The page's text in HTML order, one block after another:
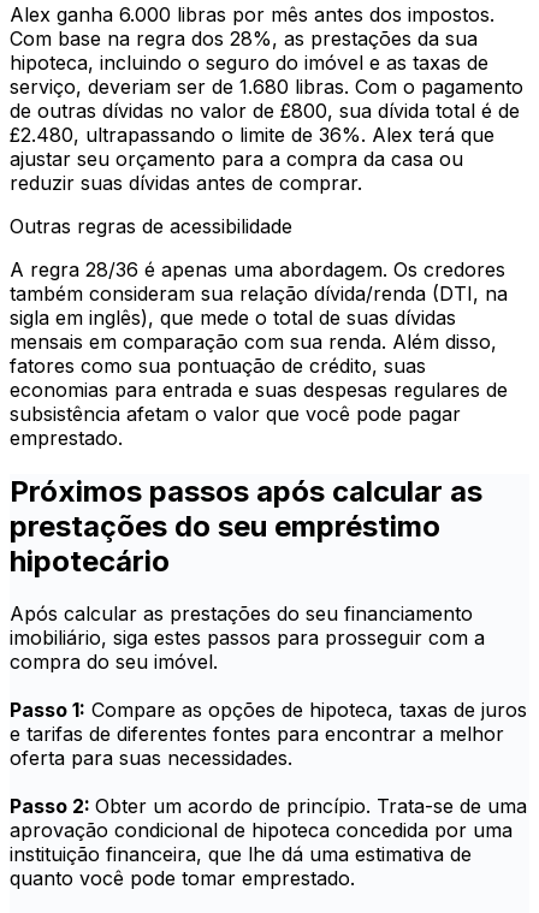
Alex ganha 6.000 libras por mês antes dos impostos.
Com base na regra dos 28%, as prestações da sua
hipoteca, incluindo o seguro do imóvel e as taxas de
serviço, deveriam ser de 1.680 libras. Com o pagamento
de outras dívidas no valor de £800, sua dívida total é de
£2.480, ultrapassando o limite de 36%. Alex terá que
ajustar seu orçamento para a compra da casa ou
reduzir suas dívidas antes de comprar.
Outras regras de acessibilidade
A regra 28/36 é apenas uma abordagem. Os credores
também consideram sua relação dívida/renda (DTI, na
sigla em inglês), que mede o total de suas dívidas
mensais em comparação com sua renda. Além disso,
fatores como sua pontuação de crédito, suas
economias para entrada e suas despesas regulares de
subsistência afetam o valor que você pode pagar
emprestado.
Próximos passos após calcular as
prestações do seu empréstimo
hipotecário
Após calcular as prestações do seu financiamento
imobiliário, siga estes passos para prosseguir com a
compra do seu imóvel.
Passo 1: Compare as opções de hipoteca, taxas de juros
e tarifas de diferentes fontes para encontrar a melhor
oferta para suas necessidades.
Passo 2: Obter um acordo de princípio. Trata-se de uma
aprovação condicional de hipoteca concedida por uma
instituição financeira, que lhe dá uma estimativa de
quanto você pode tomar emprestado.